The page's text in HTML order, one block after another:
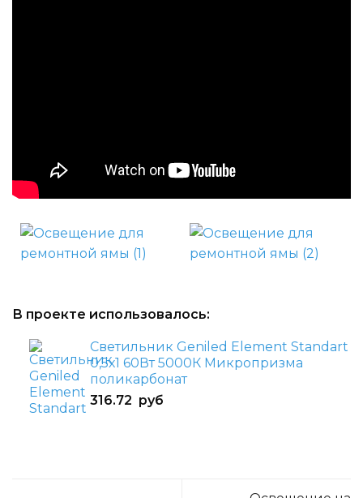
В проекте использовалось:
Светильник Geniled Element Standart
0,5х1 60Вт 5000К Микропризма
поликарбонат
316.72 руб